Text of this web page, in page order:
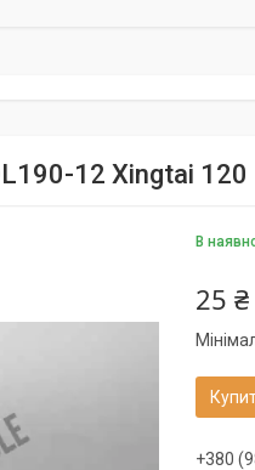
12 Xingtai 120
В
25 ₴
+380